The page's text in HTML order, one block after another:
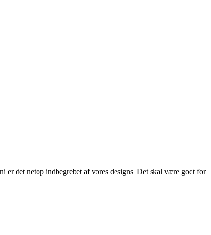
er det netop indbegrebet af vores designs. Det skal være godt for